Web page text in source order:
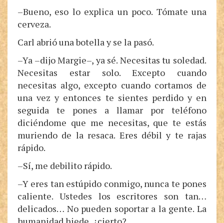
–Bueno, eso lo explica un poco. Tómate una
cerveza.
Carl abrió una botella y se la pasó.
–Ya –dijo Margie–, ya sé. Necesitas tu soledad.
Necesitas estar solo. Excepto cuando
necesitas algo, excepto cuando cortamos de
una vez y entonces te sientes perdido y en
seguida te pones a llamar por teléfono
diciéndome que me necesitas, que te estás
muriendo de la resaca. Eres débil y te rajas
rápido.
–Sí, me debilito rápido.
–Y eres tan estúpido conmigo, nunca te pones
caliente. Ustedes los escritores son tan…
delicados… No pueden soportar a la gente. La